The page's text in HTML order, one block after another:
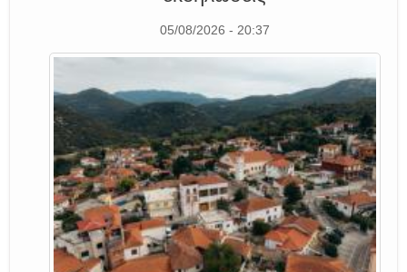
05/08/2026 - 20:37